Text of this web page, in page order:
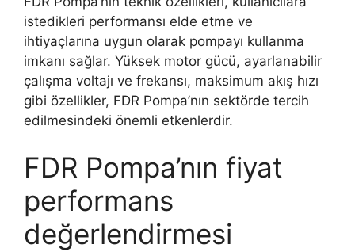
istedikleri performansı elde etme ve
ihtiyaçlarına uygun olarak pompayı kullanma
imkanı sağlar. Yüksek motor gücü, ayarlanabilir
çalışma voltajı ve frekansı, maksimum akış hızı
gibi özellikler, FDR Pompa’nın sektörde tercih
edilmesindeki önemli etkenlerdir.
FDR Pompa’nın fiyat
performans
değerlendirmesi